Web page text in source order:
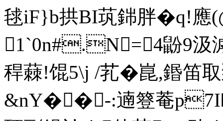
毬iF}b拱BI茿銟胖�q!應
1`0n#.N=4鼢9汲
稈蕀!馄5\j /芤�崑,鍲笛取
&nY��-:遖簦菴